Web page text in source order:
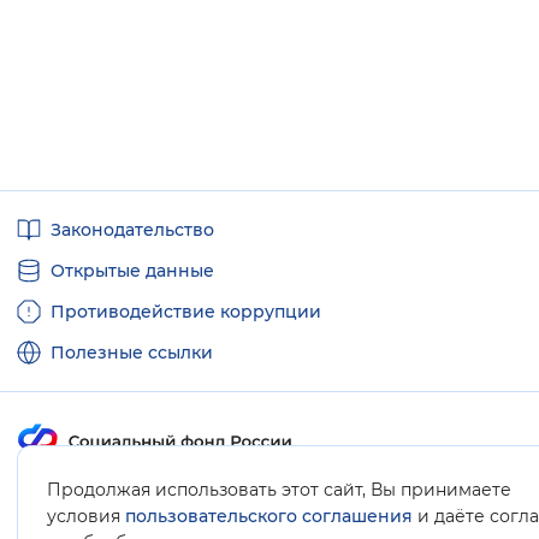
Продолжая использовать этот сайт, Вы принимаете
условия пользовательского соглашения и даёте
ссылкиЗаконодательство
Открытые данные
Противодействие коррупции
Полезные ссылки
Карта сайта